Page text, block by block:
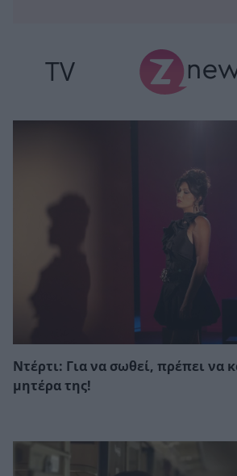
TV
Ντέρτι: Για να σωθεί, πρέπει να
μητέρα της!